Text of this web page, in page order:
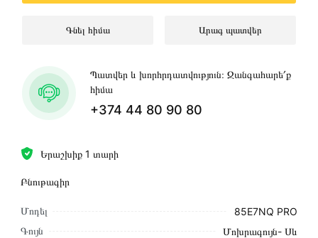
Երաշխիք 1 տարի
Բնութագիր
Մոդել
85E7NQ PRO
Գույն
Մոխրագույն- Սև
Գնել հիմա Արագ պատվեր
Պատվեր և խորհրդատվություն։ Զանգահարե՛ք
հիմա
+374 44 80 90 80